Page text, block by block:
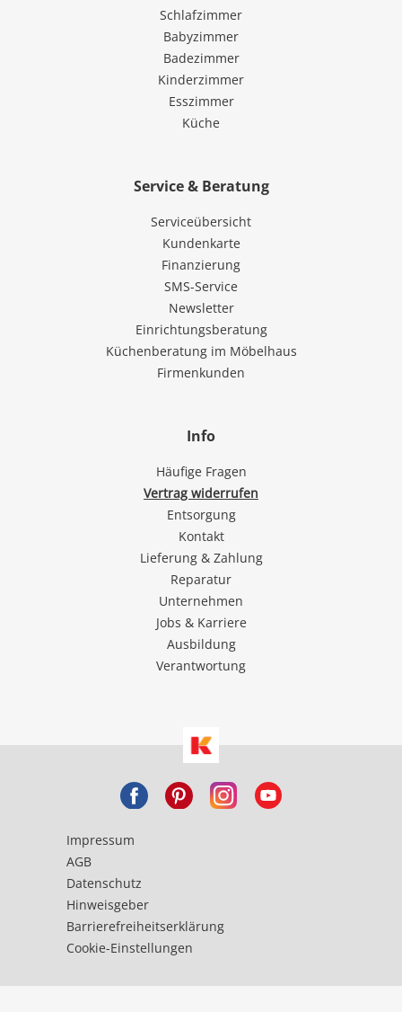
Schlafzimmer
Babyzimmer
Badezimmer
Kinderzimmer
Esszimmer
Küche
Service & Beratung
Serviceübersicht
Kundenkarte
Finanzierung
SMS-Service
Newsletter
Einrichtungsberatung
Küchenberatung im Möbelhaus
Firmenkunden
Info
Häufige Fragen
Vertrag widerrufen
Entsorgung
Kontakt
Lieferung & Zahlung
Reparatur
Unternehmen
Jobs & Karriere
Ausbildung
Verantwortung
Impressum
AGB
Datenschutz
Hinweisgeber
Barrierefreiheitserklärung
Cookie-Einstellungen